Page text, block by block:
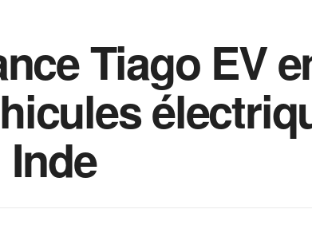
Tiago EV